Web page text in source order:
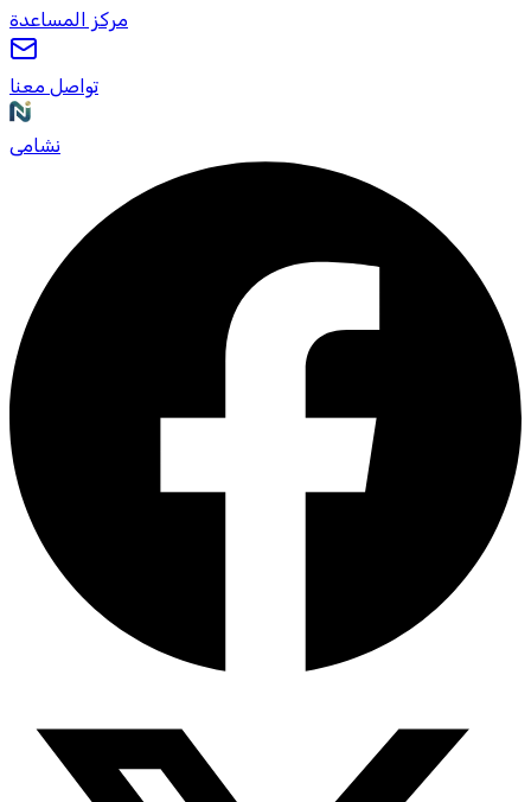
مركز المساعدة
تواصل معنا
نشامى